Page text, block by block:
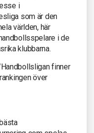
i
som är den
världen, här
i de
klubbarna.
finner
över